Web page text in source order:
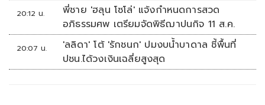
20:12 น.
พี่ชาย 'ฮลุน โซโล่' แจ้งกำหนดการสวด
อภิธรรมศพ เตรียมจัดพิธีฌาปนกิจ 11 ส.ค.
20:07 น.
'ลลิดา' โต้ 'รักชนก' ปมงบน้ำบาดาล ชี้พื้นที่
ปชน.ได้วงเงินเฉลี่ยสูงสุด